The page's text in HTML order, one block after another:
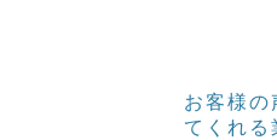
お客様の
てくれる